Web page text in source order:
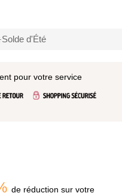
d'Été
pour votre service
de réduction sur votre